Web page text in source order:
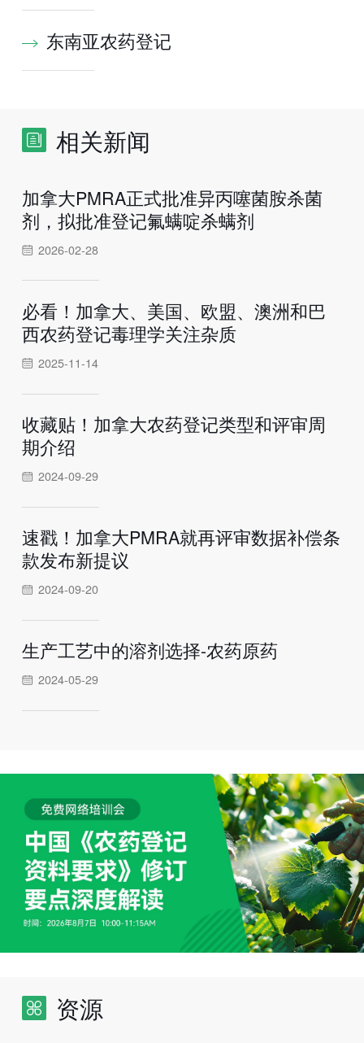
东南亚农药登记
相关新闻
加拿大PMRA正式批准异丙噻菌胺杀菌
剂，拟批准登记氟螨啶杀螨剂
2026-02-28
必看！加拿大、美国、欧盟、澳洲和巴
西农药登记毒理学关注杂质
2025-11-14
收藏贴！加拿大农药登记类型和评审周
期介绍
2024-09-29
速戳！加拿大PMRA就再评审数据补偿条
款发布新提议
2024-09-20
生产工艺中的溶剂选择-农药原药
2024-05-29
资源